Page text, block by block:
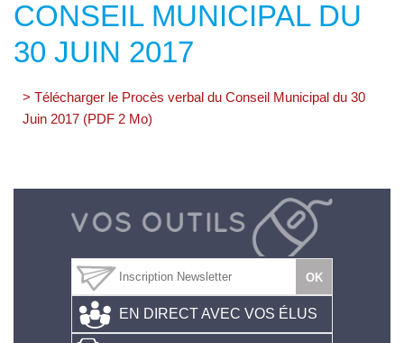
CONSEIL MUNICIPAL DU
30 JUIN 2017
> Télécharger le Procès verbal du Conseil Municipal du 30
Juin 2017 (PDF 2 Mo)
EN DIRECT AVEC VOS ÉLUS